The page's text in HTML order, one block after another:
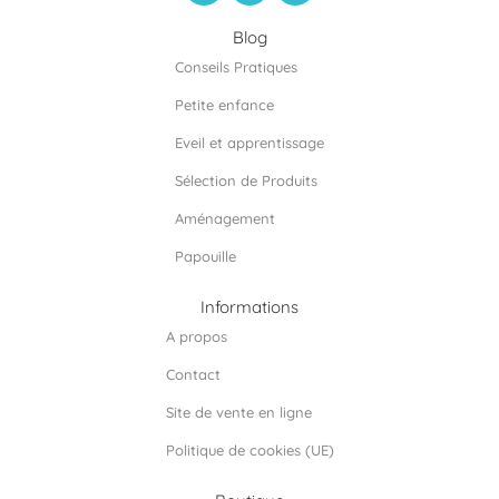
c
o
k
s
t
a
g
a
m
n
d
Blog
Conseils Pratiques
Petite enfance
Eveil et apprentissage
Sélection de Produits
Aménagement
Papouille
Informations
A propos
Contact
Site de vente en ligne
Politique de cookies (UE)